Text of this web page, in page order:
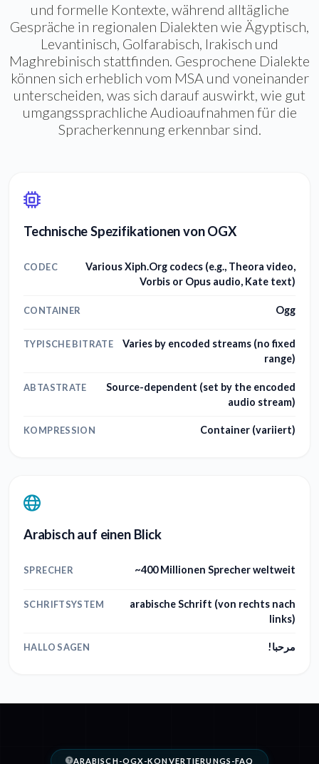
und formelle Kontexte, während alltägliche
Gespräche in regionalen Dialekten wie Ägyptisch,
Levantinisch, Golfarabisch, Irakisch und
Maghrebinisch stattfinden. Gesprochene Dialekte
können sich erheblich vom MSA und voneinander
unterscheiden, was sich darauf auswirkt, wie gut
umgangssprachliche Audioaufnahmen für die
Spracherkennung erkennbar sind.
Technische Spezifikationen von OGX
CODEC
Various Xiph.Org codecs (e.g., Theora video,
Vorbis or Opus audio, Kate text)
CONTAINER Ogg
TYPISCHE BITRATE
Varies by encoded streams (no fixed
range)
ABTASTRATE
Source-dependent (set by the encoded
audio stream)
KOMPRESSION Container (variiert)
Arabisch auf einen Blick
SPRECHER ~400 Millionen Sprecher weltweit
SCHRIFTSYSTEM
arabische Schrift (von rechts nach
links)
HALLO SAGEN مرحبا!
ARABISCH-OGX-KONVERTIERUNGS-FAQ